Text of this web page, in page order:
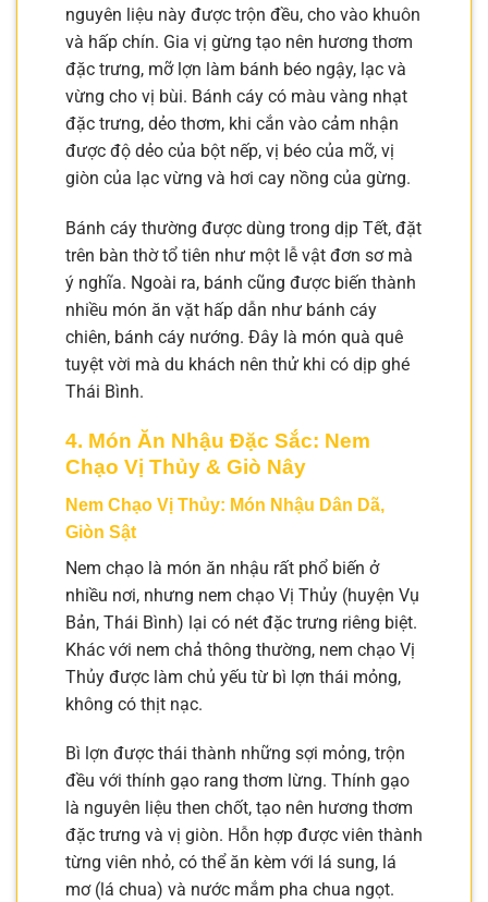
nguyên liệu này được trộn đều, cho vào khuôn
và hấp chín. Gia vị gừng tạo nên hương thơm
đặc trưng, mỡ lợn làm bánh béo ngậy, lạc và
vừng cho vị bùi. Bánh cáy có màu vàng nhạt
đặc trưng, dẻo thơm, khi cắn vào cảm nhận
được độ dẻo của bột nếp, vị béo của mỡ, vị
giòn của lạc vừng và hơi cay nồng của gừng.
Bánh cáy thường được dùng trong dịp Tết, đặt
trên bàn thờ tổ tiên như một lễ vật đơn sơ mà
ý nghĩa. Ngoài ra, bánh cũng được biến thành
nhiều món ăn vặt hấp dẫn như bánh cáy
chiên, bánh cáy nướng. Đây là món quà quê
tuyệt vời mà du khách nên thử khi có dịp ghé
Thái Bình.
4. Món Ăn Nhậu Đặc Sắc: Nem
Chạo Vị Thủy & Giò Nây
Nem Chạo Vị Thủy: Món Nhậu Dân Dã,
Giòn Sật
Nem chạo là món ăn nhậu rất phổ biến ở
nhiều nơi, nhưng nem chạo Vị Thủy (huyện Vụ
Bản, Thái Bình) lại có nét đặc trưng riêng biệt.
Khác với nem chả thông thường, nem chạo Vị
Thủy được làm chủ yếu từ bì lợn thái mỏng,
không có thịt nạc.
Bì lợn được thái thành những sợi mỏng, trộn
đều với thính gạo rang thơm lừng. Thính gạo
là nguyên liệu then chốt, tạo nên hương thơm
đặc trưng và vị giòn. Hỗn hợp được viên thành
từng viên nhỏ, có thể ăn kèm với lá sung, lá
mơ (lá chua) và nước mắm pha chua ngọt.